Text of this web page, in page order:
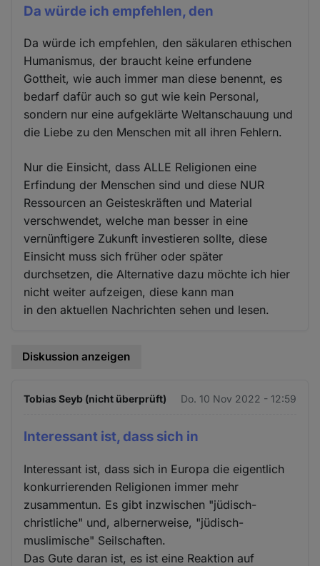
Da würde ich empfehlen, den
Da würde ich empfehlen, den säkularen ethischen
Humanismus, der braucht keine erfundene
Gottheit, wie auch immer man diese benennt, es
bedarf dafür auch so gut wie kein Personal,
sondern nur eine aufgeklärte Weltanschauung und
die Liebe zu den Menschen mit all ihren Fehlern.
Nur die Einsicht, dass ALLE Religionen eine
Erfindung der Menschen sind und diese NUR
Ressourcen an Geisteskräften und Material
verschwendet, welche man besser in eine
vernünftigere Zukunft investieren sollte, diese
Einsicht muss sich früher oder später
durchsetzen, die Alternative dazu möchte ich hier
nicht weiter aufzeigen, diese kann man
in den aktuellen Nachrichten sehen und lesen.
Diskussion anzeigen
Tobias Seyb (nicht überprüft) Do. 10 Nov 2022 - 12:59
Interessant ist, dass sich in
Interessant ist, dass sich in Europa die eigentlich
konkurrierenden Religionen immer mehr
zusammentun. Es gibt inzwischen "jüdisch-
christliche" und, albernerweise, "jüdisch-
muslimische" Seilschaften.
Das Gute daran ist, es ist eine Reaktion auf